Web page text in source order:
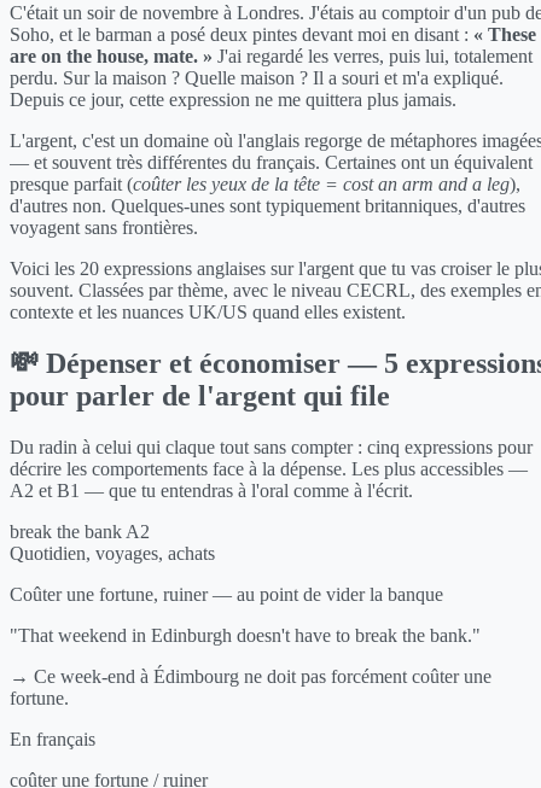
C'était un soir de novembre à Londres. J'étais au comptoir d'un pub
Soho, et le barman a posé deux pintes devant moi en disant : « These
are on the house, mate. » J'ai regardé les verres, puis lui, totalement
perdu. Sur la maison ? Quelle maison ? Il a souri et m'a expliqué.
Depuis ce jour, cette expression ne me quittera plus jamais.
L'argent, c'est un domaine où l'anglais regorge de métaphores
— et souvent très différentes du français. Certaines ont un équivalent
presque parfait (coûter les yeux de la tête = cost an arm and a leg),
d'autres non. Quelques-unes sont typiquement britanniques, d'autres
voyagent sans frontières.
Voici les 20 expressions anglaises sur l'argent que tu vas croiser le
souvent. Classées par thème, avec le niveau CECRL, des exemples
contexte et les nuances UK/US quand elles existent.
💸 Dépenser et économiser — 5
pour parler de l'argent qui file
Du radin à celui qui claque tout sans compter : cinq expressions pour
décrire les comportements face à la dépense. Les plus accessibles —
A2 et B1 — que tu entendras à l'oral comme à l'écrit.
break the bank A2
Quotidien, voyages, achats
Coûter une fortune, ruiner — au point de vider la banque
"That weekend in Edinburgh doesn't have to break the bank."
→ Ce week-end à Édimbourg ne doit pas forcément coûter une
fortune.
En français
coûter une fortune / ruiner